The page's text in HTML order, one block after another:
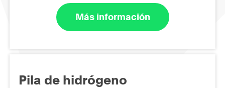
Más información
Pila de hidrógeno